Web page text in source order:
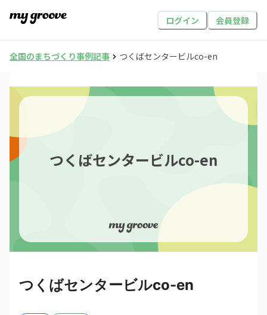
ログイン 会員登録
全国のまちづくり事例記事 つくばセンタービルco-en
つくばセンタービルco-en
つくばセンタービルco-en